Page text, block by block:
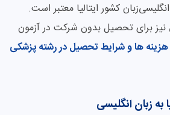
کشور ایتالیا معتبر است.
نیز برای تحصیل بدون شرکت در آزمون
ها و شرایط تحصیل در رشته پزشکی
به زبان انگلیسی